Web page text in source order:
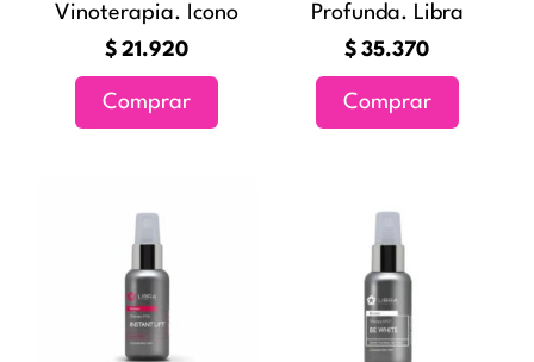
Vinoterapia. Icono
$ 21.920
Comprar
Profunda. Libra
$ 35.370
Comprar